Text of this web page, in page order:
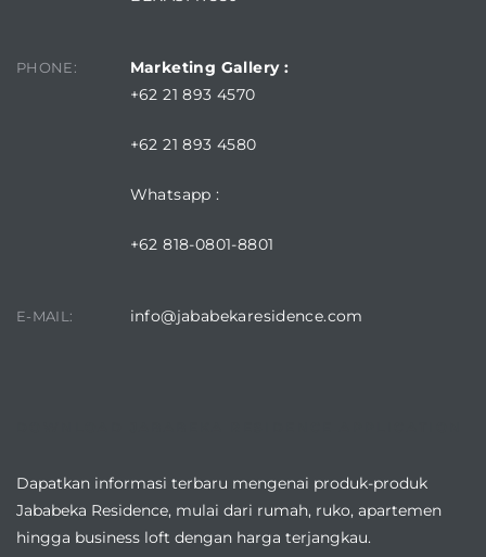
PHONE:
Marketing Gallery :
+62 21 893 4570
+62 21 893 4580
Whatsapp :
+62 818-0801-8801
E-MAIL: info@jababekaresidence.com
Dapatkan informasi terbaru mengenai produk-produk
Jababeka Residence, mulai dari rumah, ruko, apartemen
hingga business loft dengan harga terjangkau.